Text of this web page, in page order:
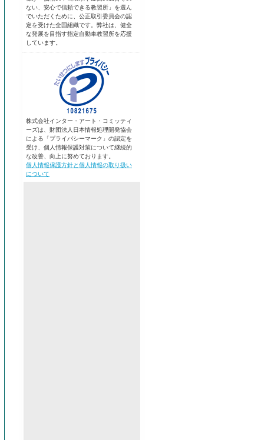
ない、安心で信頼できる教習所」を選ん
でいただくために、公正取引委員会の認
定を受けた全国組織です。弊社は、健全
な発展を目指す指定自動車教習所を応援
しています。
株式会社インター・アート・コミッティ
ーズは、財団法人日本情報処理開発協会
による「プライバシーマーク」の認定を
受け、個人情報保護対策について継続的
な改善、向上に努めております。
個人情報保護方針と個人情報の取り扱い
について